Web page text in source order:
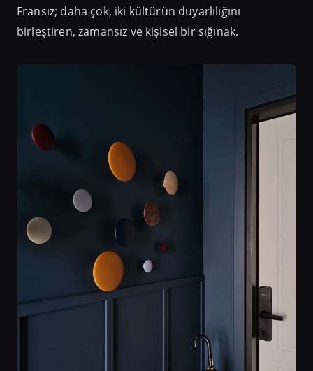
Fransız; daha çok, iki kültürün duyarlılığını
birleştiren, zamansız ve kişisel bir sığınak.